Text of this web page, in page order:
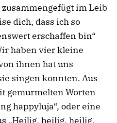
im Leib
dich, dass ich so
erschaffen bin“
haben vier kleine
ihnen hat uns
singen konnten. Aus
gemurmelten Worten
happyluja“, oder eine
„Heilig, heilig, heilig,